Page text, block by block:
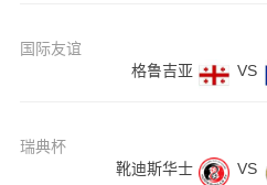
国际友谊
格鲁吉亚
VS
瑞典杯
靴迪斯华士
VS